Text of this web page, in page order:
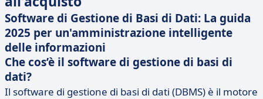
Software di Gestione di Basi di Dati: La guida
2025 per un'amministrazione intelligente
delle informazioni
Che cos’è il software di gestione di basi di
dati?
Il software di gestione di basi di dati (DBMS) è il motore